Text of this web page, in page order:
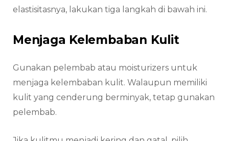
elastisitasnya, lakukan tiga langkah di bawah ini.
Menjaga Kelembaban Kulit
Gunakan pelembab atau moisturizers untuk
menjaga kelembaban kulit. Walaupun memiliki
kulit yang cenderung berminyak, tetap gunakan
pelembab.